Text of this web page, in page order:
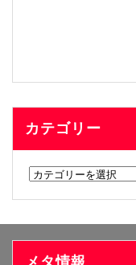
カテゴリー
カ
リ
ー
メタ情報